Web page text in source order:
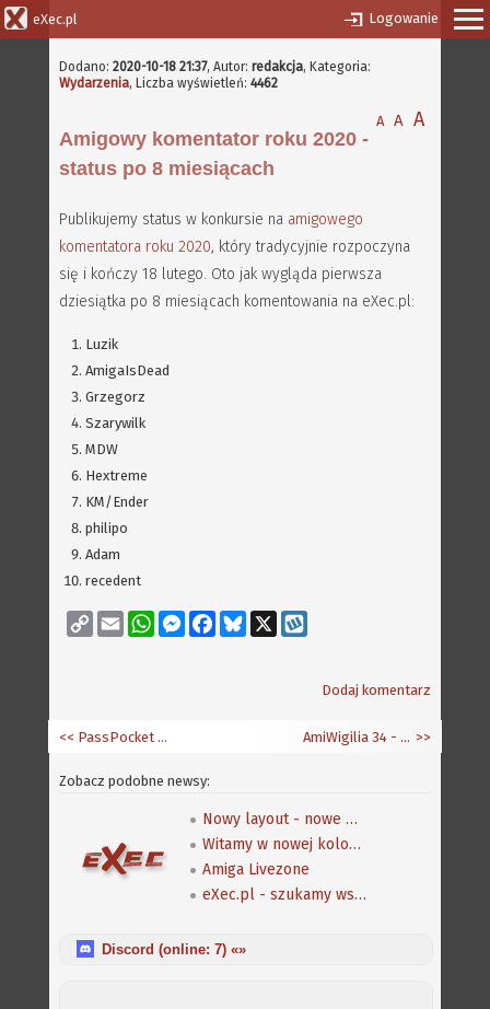
eXec.pl Logowanie
Dodano: 2020-10-18 21:37, Autor: redakcja, Kategoria:
Wydarzenia, Liczba wyświetleń: 4462
A A A
Amigowy komentator roku 2020 -
status po 8 miesiącach
Publikujemy status w konkursie na amigowego
komentatora roku 2020, który tradycyjnie rozpoczyna
się i kończy 18 lutego. Oto jak wygląda pierwsza
dziesiątka po 8 miesiącach komentowania na eXec.pl:
Luzik
AmigaIsDead
Grzegorz
Szarywilk
MDW
Hextreme
KM/Ender
philipo
Adam
recedent
Copy
Link
Email WhatsAppMessenger
FacebookBluesky
Dodaj komentarz
AmiWigilia 34 - RetroGralnia >>
<< PassPocket 1.01
Zobacz podobne newsy:
Nowy layout - nowe możliwości
Witamy w nowej kolorystyce!
Amiga Livezone
eXec.pl - szukamy współpracowników
Discord (online: 7) «»